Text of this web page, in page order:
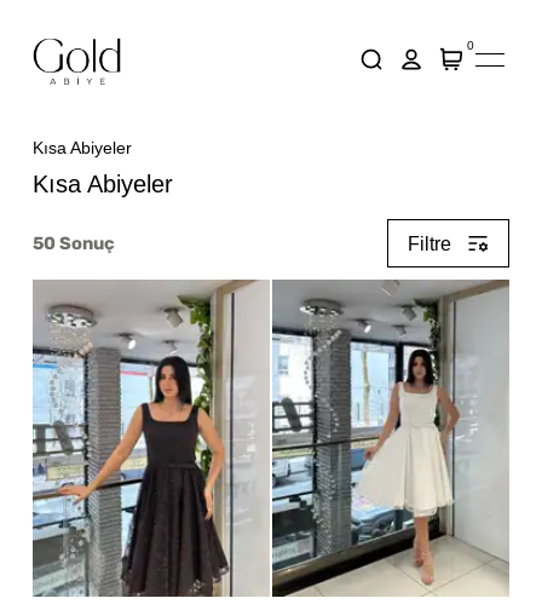
0
Kısa Abiyeler
Kısa Abiyeler
50 Sonuç Filtre